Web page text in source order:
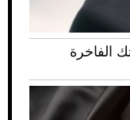
الفاخرة